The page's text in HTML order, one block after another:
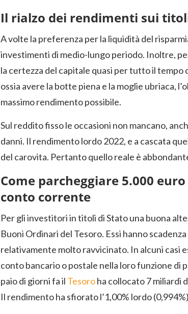
Il rialzo dei rendimenti sui
A volte la preferenza per la liquidità del
investimenti di medio-lungo periodo. Inoltre,
la certezza del capitale quasi per tutto il
ossia avere la botte piena e la moglie ubriaca,
massimo rendimento possibile.
Sul reddito fisso le occasioni non mancano,
danni. Il rendimento lordo 2022, e a cascata
del carovita. Pertanto quello reale è
Come parcheggiare 5.000
conto corrente
Per gli investitori in titoli di Stato una buona
Buoni Ordinari del Tesoro. Essi hanno
relativamente molto ravvicinato. In alcuni casi
conto bancario o postale nella loro funzione di
paio di giorni fa il Tesoroha collocato 7 miliardi
Il rendimento ha sfiorato l’1,00% lordo